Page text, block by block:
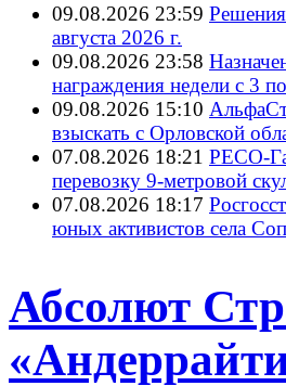
09.08.2026 23:59
августа 2026 г.
09.08.2026 23:58
награждения недели с 3
09.08.2026 15:10
взыскать с Орловской
07.08.2026 18:21 РЕСО-
перевозку 9-метровой
07.08.2026 18:17
юных активистов села
Абсолют